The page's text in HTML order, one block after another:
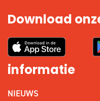
Download
informatie
NIEUWS